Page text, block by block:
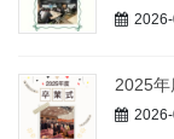
2025